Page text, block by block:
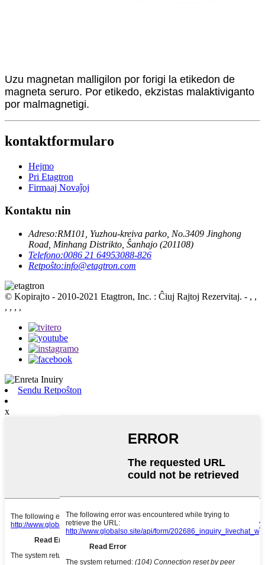
Uzu magnetan malligilon por forigi la etikedon de
magneta seruro. Por etikedo, ekzistas malaktiviganto
por malmagnetigi.
kontaktformularo
Hejmo
Pri Etagtron
Firmaaj Novaĵoj
Kontaktu nin
Adreso:RM101, Yuzhou-kreiva parko, No.3409 Jinghong
Road, Minhang Distrikto, Ŝanhajo (201108)
Telefono:0086 21 64953088-826
Retpoŝto:info@etagtron.com
© Kopirajto - 2010-2021 Etagtron, Inc. : Ĉiuj Rajtoj Rezervitaj. - , ,
, , , ,
Sendu Retpoŝton
x